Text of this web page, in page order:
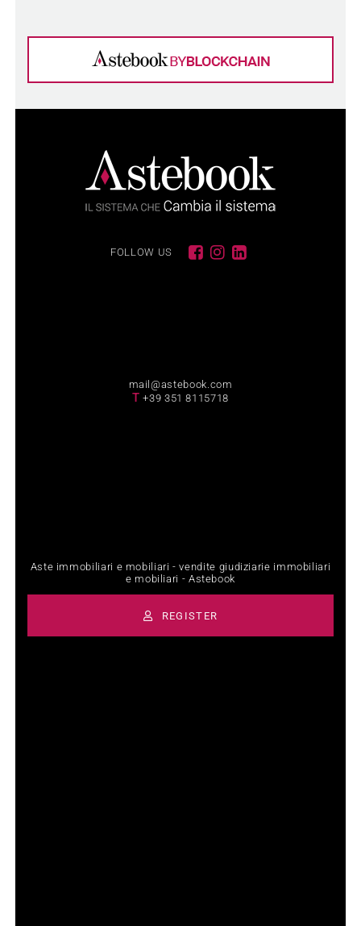
FOLLOW US
mail@astebook.com
T +39 351 8115718
Aste immobiliari e mobiliari - vendite giudiziarie immobiliari
e mobiliari - Astebook
REGISTER